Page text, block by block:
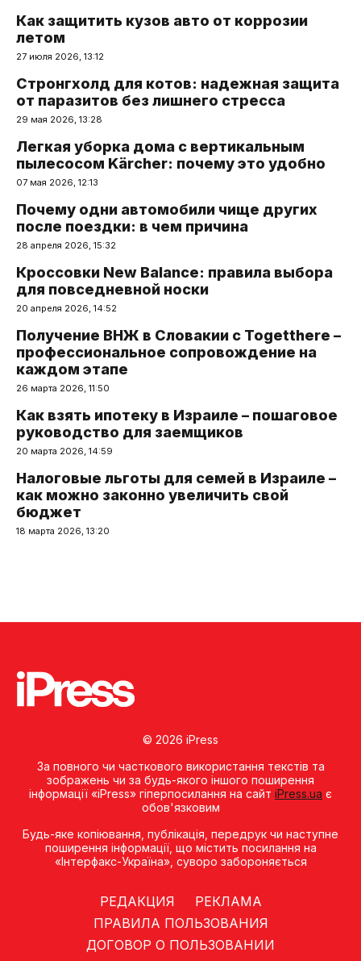
Как защитить кузов авто от коррозии
летом
27 июля 2026, 13:12
Стронгхолд для котов: надежная защита
от паразитов без лишнего стресса
29 мая 2026, 13:28
Легкая уборка дома с вертикальным
пылесосом Kärcher: почему это удобно
07 мая 2026, 12:13
Почему одни автомобили чище других
после поездки: в чем причина
28 апреля 2026, 15:32
Кроссовки New Balance: правила выбора
для повседневной носки
20 апреля 2026, 14:52
Получение ВНЖ в Словакии с Togetthere –
профессиональное сопровождение на
каждом этапе
26 марта 2026, 11:50
Как взять ипотеку в Израиле – пошаговое
руководство для заемщиков
20 марта 2026, 14:59
Налоговые льготы для семей в Израиле –
как можно законно увеличить свой
бюджет
18 марта 2026, 13:20
© 2026 iPress
За повного чи часткового використання текстів та
зображень чи за будь-якого іншого поширення
інформації «iPress» гіперпосилання на сайт iPress.ua є
обов'язковим
Будь-яке копiювання, публiкацiя, передрук чи наступне
поширення iнформацiї, що мiстить посилання на
«Iнтерфакс-Україна», суворо забороняється
РЕДАКЦИЯ
РЕКЛАМА
ПРАВИЛА ПОЛЬЗОВАНИЯ
ДОГОВОР О ПОЛЬЗОВАНИИ